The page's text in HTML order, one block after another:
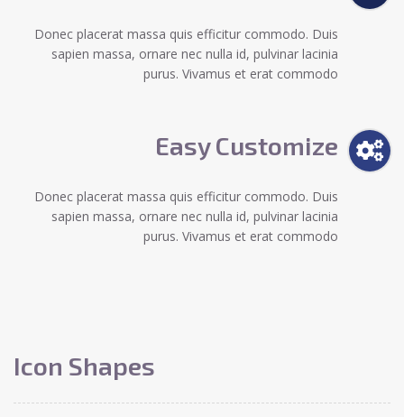
Donec placerat massa quis efficitur commodo. Duis
sapien massa, ornare nec nulla id, pulvinar lacinia
purus. Vivamus et erat commodo
Easy Customize
Donec placerat massa quis efficitur commodo. Duis
sapien massa, ornare nec nulla id, pulvinar lacinia
purus. Vivamus et erat commodo
Icon Shapes